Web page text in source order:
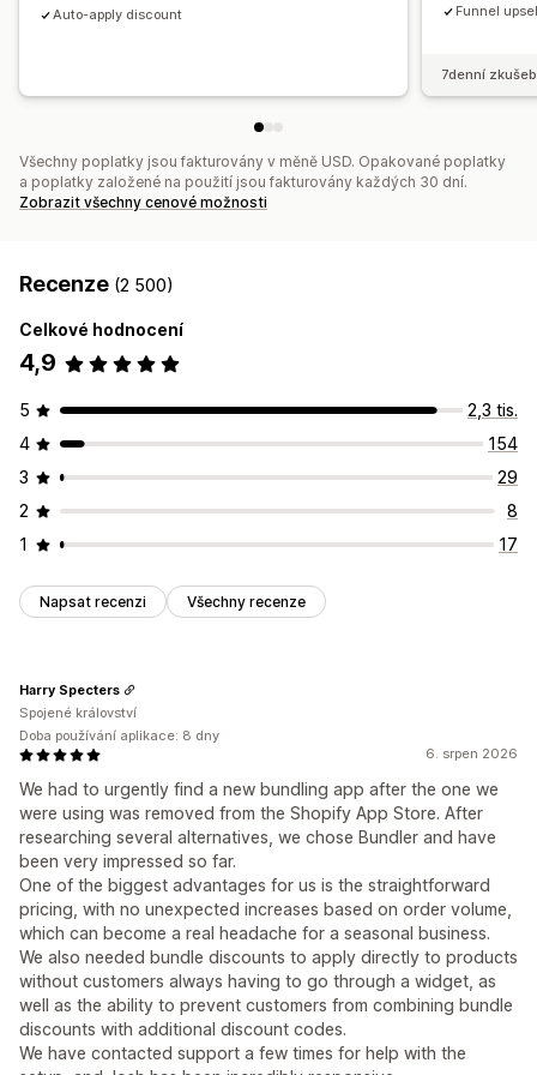
Auto-apply discount
Funnel
7denní
Všechny poplatky jsou fakturovány v měně USD. Opakované poplatky
a poplatky založené na použití jsou fakturovány každých 30 dní.
Zobrazit všechny cenové možnosti
Recenze (2 500)
Celkové hodnocení
4,9
5
2,3 tis.
4
154
3
29
2
8
1
17
Napsat recenzi Všechny recenze
6. srpen 2026
We had to urgently find a new bundling app after the one we
were using was removed from the Shopify App Store. After
researching several alternatives, we chose Bundler and have
been very impressed so far.
One of the biggest advantages for us is the straightforward
pricing, with no unexpected increases based on order volume,
which can become a real headache for a seasonal business.
We also needed bundle discounts to apply directly to products
without customers always having to go through a widget, as
well as the ability to prevent customers from combining bundle
discounts with additional discount codes.
We have contacted support a few times for help with the
Harry Specters
Spojené království
Doba používání aplikace: 8 dny